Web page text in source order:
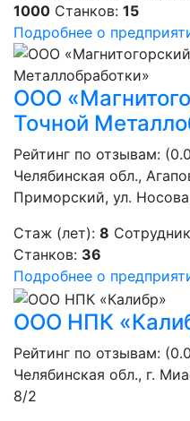
1000 Станков: 15
Подробнее о
ООО
Точной
Рейтинг по отзывам:
Челябинская обл.,
Приморский, ул.
Стаж (лет): 8
Станков: 36
Подробнее о
ООО НПК
Рейтинг по отзывам:
Челябинская обл., г.
8/2